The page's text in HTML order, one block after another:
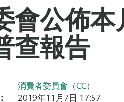
會公佈
查報告
消費者委員會（CC）
2019年11月7日 17:57